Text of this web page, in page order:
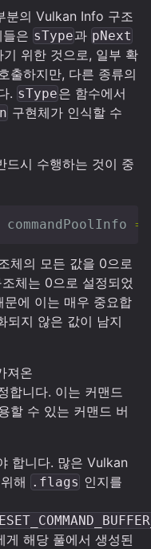
분의 Vulkan Info 구조
은 sType과 pNext
위한 것으로, 일부 확
출하지만, 다른 종류의
. sType은 함수에서
구현체가 인식할 수
드시 수행하는 것이 중
commandPoolInfo =
체의 모든 값을 0으로
체는 0으로 설정되었
에 이는 매우 중요합
되지 않은 값이 남지
져온
합니다. 이는 커맨드
할 수 있는 커맨드 버
합니다. 많은 Vulkan
해 .flags 인지를
해당 풀에서 생성된